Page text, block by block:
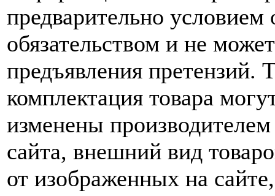
предварительно условием
обязательством и не
предъявления претензий.
комплектация товара
изменены производителем
сайта, внешний вид
от изображенных на